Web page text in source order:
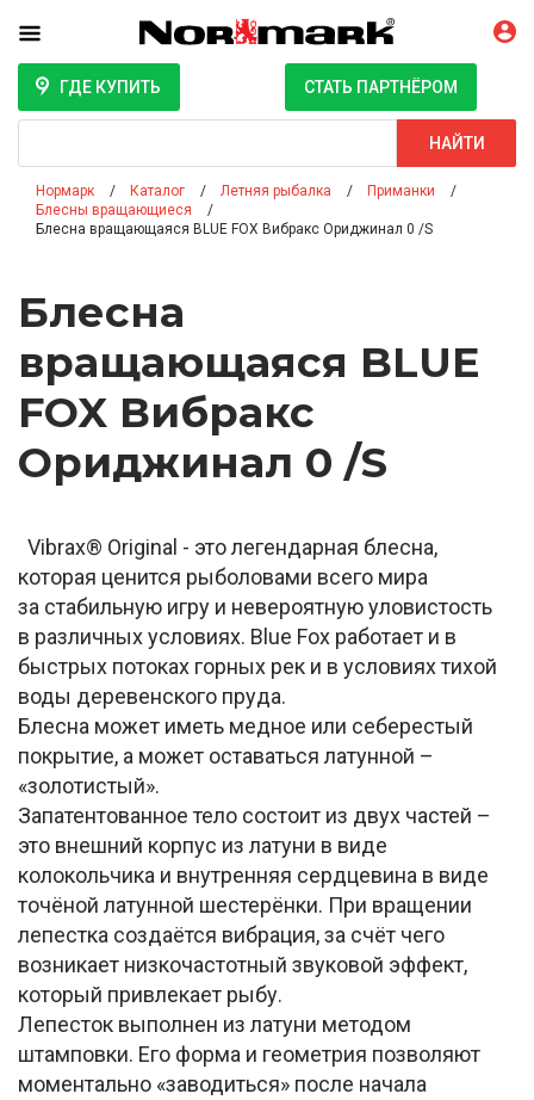
ГДЕ КУПИТЬ СТАТЬ ПАРТНЁРОМ
НАЙТИ
Нормарк Каталог Летняя рыбалка
Приманки
Блесны вращающиеся
Блесна вращающаяся BLUE FOX Вибракс Ориджинал 0 /S
Блесна
вращающаяся BLUE
FOX Вибракс
Ориджинал 0 /S
Vibrax® Original - это легендарная блесна,
которая ценится рыболовами всего мира
за стабильную игру и невероятную уловистость
в различных условиях. Blue Fox работает и в
быстрых потоках горных рек и в условиях тихой
воды деревенского пруда.
Блесна может иметь медное или себерестый
покрытие, а может оставаться латунной –
«золотистый».
Запатентованное тело состоит из двух частей –
это внешний корпус из латуни в виде
колокольчика и внутренняя сердцевина в виде
точёной латунной шестерёнки. При вращении
лепестка создаётся вибрация, за счёт чего
возникает низкочастотный звуковой эффект,
который привлекает рыбу.
Лепесток выполнен из латуни методом
штамповки. Его форма и геометрия позволяют
моментально «заводиться» после начала